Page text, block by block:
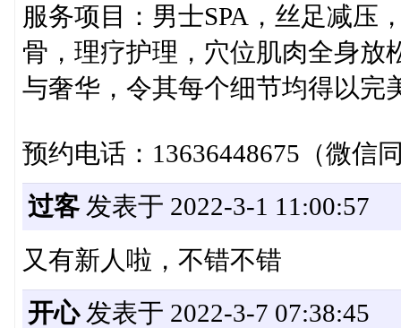
服务项目：男士SPA，丝足减压
骨，理疗护理，穴位肌肉全身放
与奢华，令其每个细节均得以完
预约电话：13636448675（微信
过客发表于 2022-3-1 11:00:57
又有新人啦，不错不错
开心发表于 2022-3-7 07:38:45